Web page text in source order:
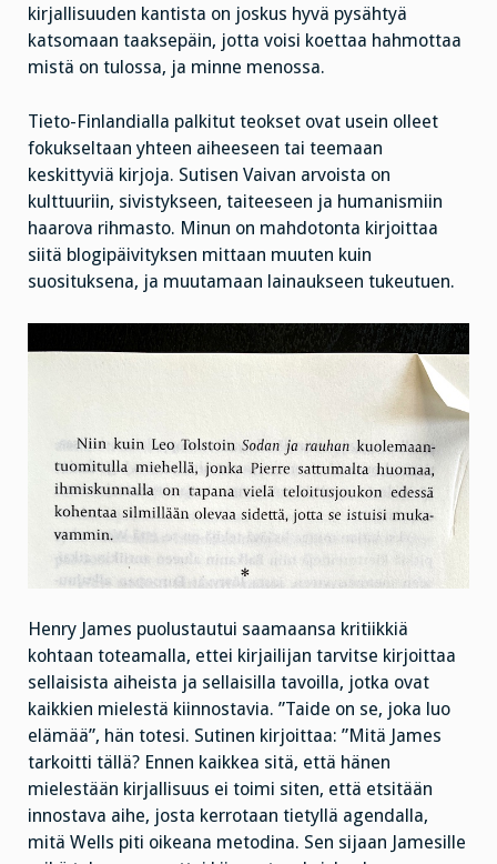
kirjallisuuden kantista on joskus hyvä pysähtyä
katsomaan taaksepäin, jotta voisi koettaa hahmottaa
mistä on tulossa, ja minne menossa.
Tieto-Finlandialla palkitut teokset ovat usein olleet
fokukseltaan yhteen aiheeseen tai teemaan
keskittyviä kirjoja. Sutisen Vaivan arvoista on
kulttuuriin, sivistykseen, taiteeseen ja humanismiin
haarova rihmasto. Minun on mahdotonta kirjoittaa
siitä blogipäivityksen mittaan muuten kuin
suosituksena, ja muutamaan lainaukseen tukeutuen.
Henry James puolustautui saamaansa kritiikkiä
kohtaan toteamalla, ettei kirjailijan tarvitse kirjoittaa
sellaisista aiheista ja sellaisilla tavoilla, jotka ovat
kaikkien mielestä kiinnostavia. ”Taide on se, joka luo
elämää”, hän totesi. Sutinen kirjoittaa: ”Mitä James
tarkoitti tällä? Ennen kaikkea sitä, että hänen
mielestään kirjallisuus ei toimi siten, että etsitään
innostava aihe, josta kerrotaan tietyllä agendalla,
mitä Wells piti oikeana metodina. Sen sijaan Jamesille